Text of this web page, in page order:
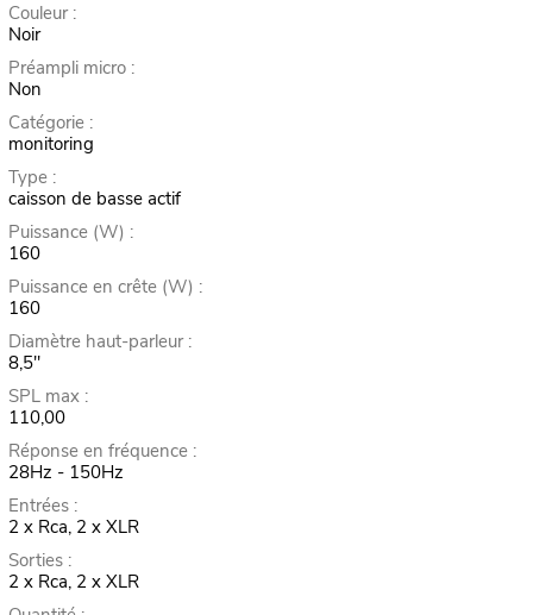
Couleur :
Noir
Préampli micro :
Non
Catégorie :
monitoring
Type :
caisson de basse actif
Puissance (W) :
160
Puissance en crête (W) :
160
Diamètre haut-parleur :
8,5"
SPL max :
110,00
Réponse en fréquence :
28Hz - 150Hz
Entrées :
2 x Rca, 2 x XLR
Sorties :
2 x Rca, 2 x XLR